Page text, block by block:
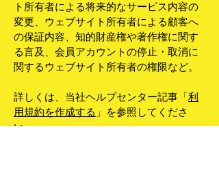
ト所有者による将来的なサービス内容の
変更、ウェブサイト所有者による顧客へ
の保証内容、知的財産権や著作権に関す
る言及、会員アカウントの停止・取消に
関するウェブサイト所有者の権限など。
詳しくは、当社ヘルプセンター記事「利
用規約を作成する 」を参照してくださ
い。